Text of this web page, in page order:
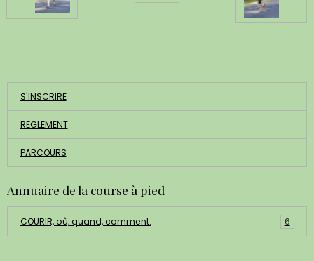
S'INSCRIRE
REGLEMENT
PARCOURS
Annuaire de la course à pied
COURIR, où, quand, comment. 6